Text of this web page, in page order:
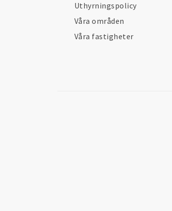
Uthyrningspolicy
Våra områden
Våra fastigheter